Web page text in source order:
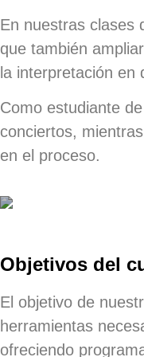
En nuestras clases
que también
la interpretación en
Como estudiante
conciertos,
en el proceso.
Objetivos del
El objetivo de
herramientas
ofreciendo